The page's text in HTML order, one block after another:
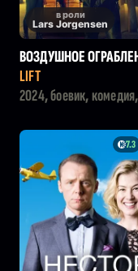
в роли
Lars Jorgensen
ВОЗДУШНОЕ
LIFT
2024, боевик, комедия,
7.3